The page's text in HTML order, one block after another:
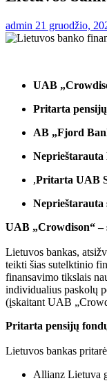
admin 21 gruodžio,
UAB
Pritarta
AB „Fjord
Neprieštarauta
,Pritarta UAB
UAB „Crowdison“ –
Lietuvos bankas,
teikti šias sutelktinio
finansavimo tikslais
individualius paskolų
(įskaitant UAB
Pritarta pensijų
Lietuvos bankas
Allianz Lietuva